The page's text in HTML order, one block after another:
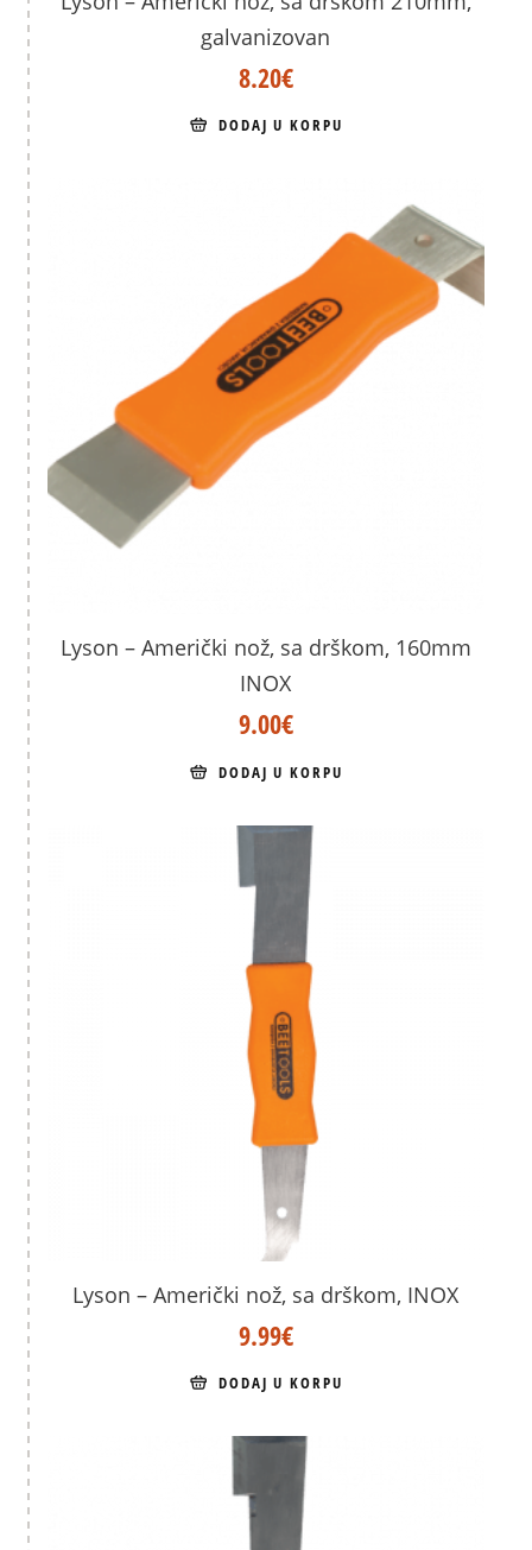
galvanizovan
8.20€
DODAJ U KORPU
Lyson – Američki nož, sa drškom, 160mm
INOX
9.00€
DODAJ U KORPU
Lyson – Američki nož, sa drškom, INOX
9.99€
DODAJ U KORPU